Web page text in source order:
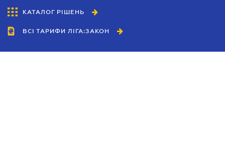
КАТАЛОГ РІШЕНЬ
ВСІ ТАРИФИ ЛІГА:ЗАКОН